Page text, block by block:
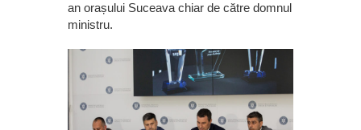
an orașului Suceava chiar de către domnul
ministru.